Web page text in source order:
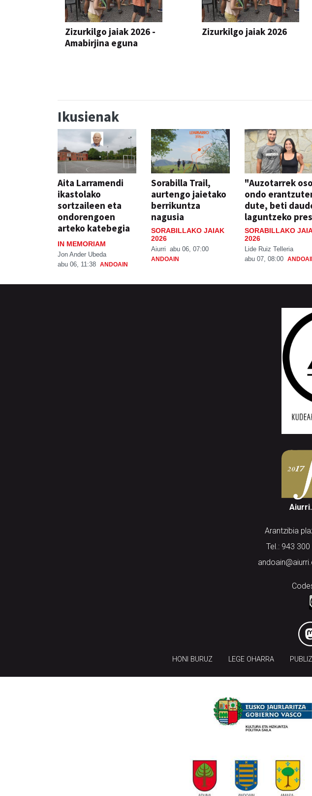
Zizurkilgo jaiak 2026 -
Amabirjina eguna
Zizurkilgo jaiak 2026
Ikusienak
Aita Larramendi
ikastolako
sortzaileen eta
ondorengoen
arteko katebegia
IN MEMORIAM
Jon Ander Ubeda
abu 06, 11:38 ANDOAIN
Sorabilla Trail,
aurtengo jaietako
berrikuntza
nagusia
SORABILLAKO JAIAK
2026
Aiurri abu 06, 07:00
ANDOAIN
"Auzotarrek oso
ondo
dute, beti
laguntzeko
SORABILLAKO
2026
Lide Ruiz Telleria
abu 07, 08:00
Arantzibia
Tel.: 943
HONI BURUZ LEGE OHARRA